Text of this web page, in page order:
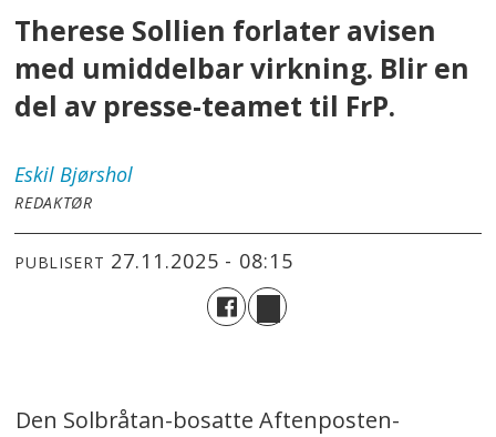
Therese Sollien forlater avisen
med umiddelbar virkning. Blir en
del av presse-teamet til FrP.
Eskil Bjørshol
REDAKTØR
PUBLISERT 27.11.2025 - 08:15
Den Solbråtan-bosatte Aftenposten-